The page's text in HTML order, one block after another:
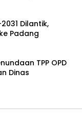
Dilantik,
Padang
TPP OPD
Dinas